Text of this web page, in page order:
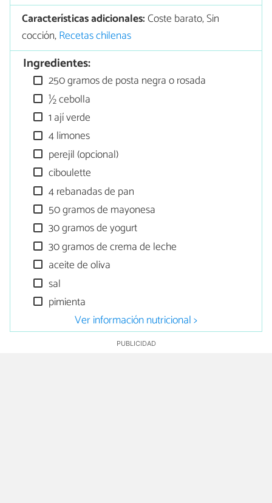
Características adicionales:Coste barato, Sin
cocción,Recetas chilenas
Ingredientes:
250 gramos de posta negra o rosada
½ cebolla
1 ají verde
4 limones
perejil (opcional)
ciboulette
4 rebanadas de pan
50 gramos de mayonesa
30 gramos de yogurt
30 gramos de crema de leche
aceite de oliva
sal
pimienta
Ver información nutricional >